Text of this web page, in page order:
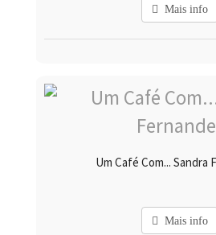
Mais info
Um Café Com... Sandra
Mais info